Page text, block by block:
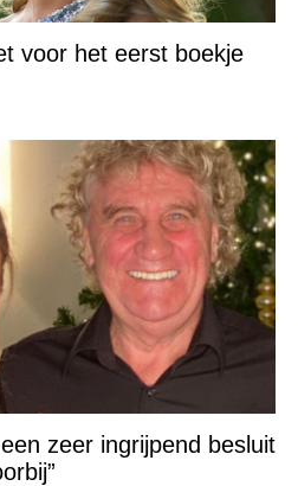
voor het eerst boekje
zeer ingrijpend besluit